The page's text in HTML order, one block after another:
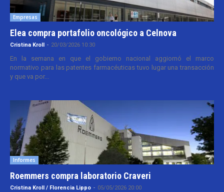
Empresas
Elea compra portafolio oncológico a Celnova
Cristina Kroll - 20/03/2026 10:30
En la semana en que el gobierno nacional aggiornó el marco
normativo para las patentes farmacéuticas tuvo lugar una transacción
y que va por...
Informes
Roemmers compra laboratorio Craveri
Cristina Kroll / Florencia Lippo - 05/05/2026 20:00